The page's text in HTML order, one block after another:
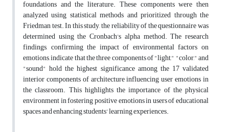
foundations and the literature. These components were then
analyzed using statistical methods and prioritized through the
Friedman test. In this study, the reliability of the questionnaire was
determined using the Cronbach's alpha method. The research
findings, confirming the impact of environmental factors on
emotions, indicate that the three components of "light," "color," and
"sound" hold the highest significance among the 17 validated
interior components of architecture influencing user emotions in
the classroom. This highlights the importance of the physical
environment in fostering positive emotions in users of educational
spaces and enhancing students' learning experiences.